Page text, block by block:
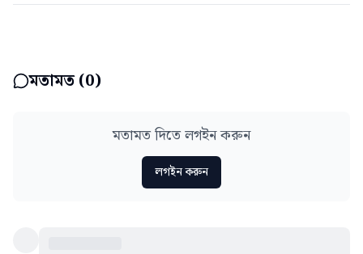
মতামত (0)
মতামত দিতে লগইন করুন
লগইন করুন